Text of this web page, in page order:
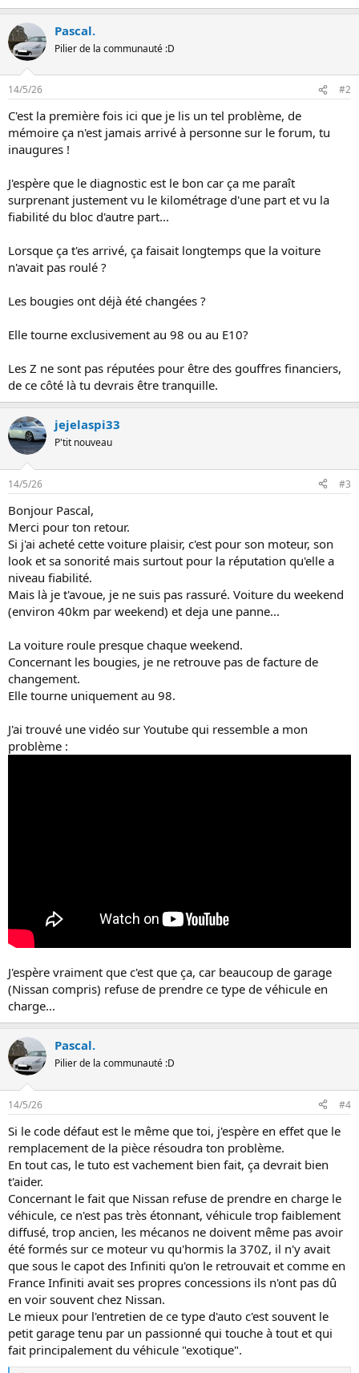
Pascal.
Pilier de la communauté :D
14/5/26 #2
C'est la première fois ici que je lis un tel problème, de
mémoire ça n'est jamais arrivé à personne sur le forum, tu
inaugures !
J'espère que le diagnostic est le bon car ça me paraît
surprenant justement vu le kilométrage d'une part et vu la
fiabilité du bloc d'autre part...
Lorsque ça t'es arrivé, ça faisait longtemps que la voiture
n'avait pas roulé ?
Les bougies ont déjà été changées ?
Elle tourne exclusivement au 98 ou au E10?
Les Z ne sont pas réputées pour être des gouffres financiers,
de ce côté là tu devrais être tranquille.
jejelaspi33
P'tit nouveau
14/5/26 #3
Bonjour Pascal,
Merci pour ton retour.
Si j'ai acheté cette voiture plaisir, c'est pour son moteur, son
look et sa sonorité mais surtout pour la réputation qu'elle a
niveau fiabilité.
Mais là je t'avoue, je ne suis pas rassuré. Voiture du weekend
(environ 40km par weekend) et deja une panne...
La voiture roule presque chaque weekend.
Concernant les bougies, je ne retrouve pas de facture de
changement.
Elle tourne uniquement au 98.
J'ai trouvé une vidéo sur Youtube qui ressemble a mon
problème :
J'espère vraiment que c'est que ça, car beaucoup de garage
(Nissan compris) refuse de prendre ce type de véhicule en
charge...
Pascal.
Pilier de la communauté :D
14/5/26 #4
Si le code défaut est le même que toi, j'espère en effet que le
remplacement de la pièce résoudra ton problème.
En tout cas, le tuto est vachement bien fait, ça devrait bien
t'aider.
Concernant le fait que Nissan refuse de prendre en charge le
véhicule, ce n'est pas très étonnant, véhicule trop faiblement
diffusé, trop ancien, les mécanos ne doivent même pas avoir
été formés sur ce moteur vu qu'hormis la 370Z, il n'y avait
que sous le capot des Infiniti qu'on le retrouvait et comme en
France Infiniti avait ses propres concessions ils n'ont pas dû
en voir souvent chez Nissan.
Le mieux pour l'entretien de ce type d'auto c'est souvent le
petit garage tenu par un passionné qui touche à tout et qui
fait principalement du véhicule "exotique".